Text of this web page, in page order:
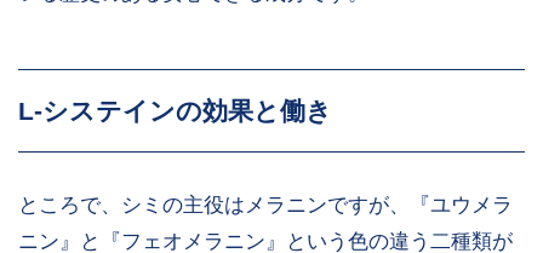
L-システインの効果と働き
ところで、シミの主役はメラニンですが、『ユウメラ
ニン』と『フェオメラニン』という色の違う二種類が